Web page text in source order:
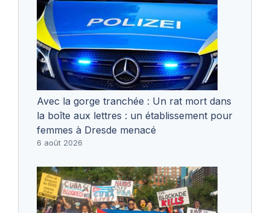
Avec la gorge tranchée : Un rat mort dans
la boîte aux lettres : un établissement pour
femmes à Dresde menacé
6 août 2026